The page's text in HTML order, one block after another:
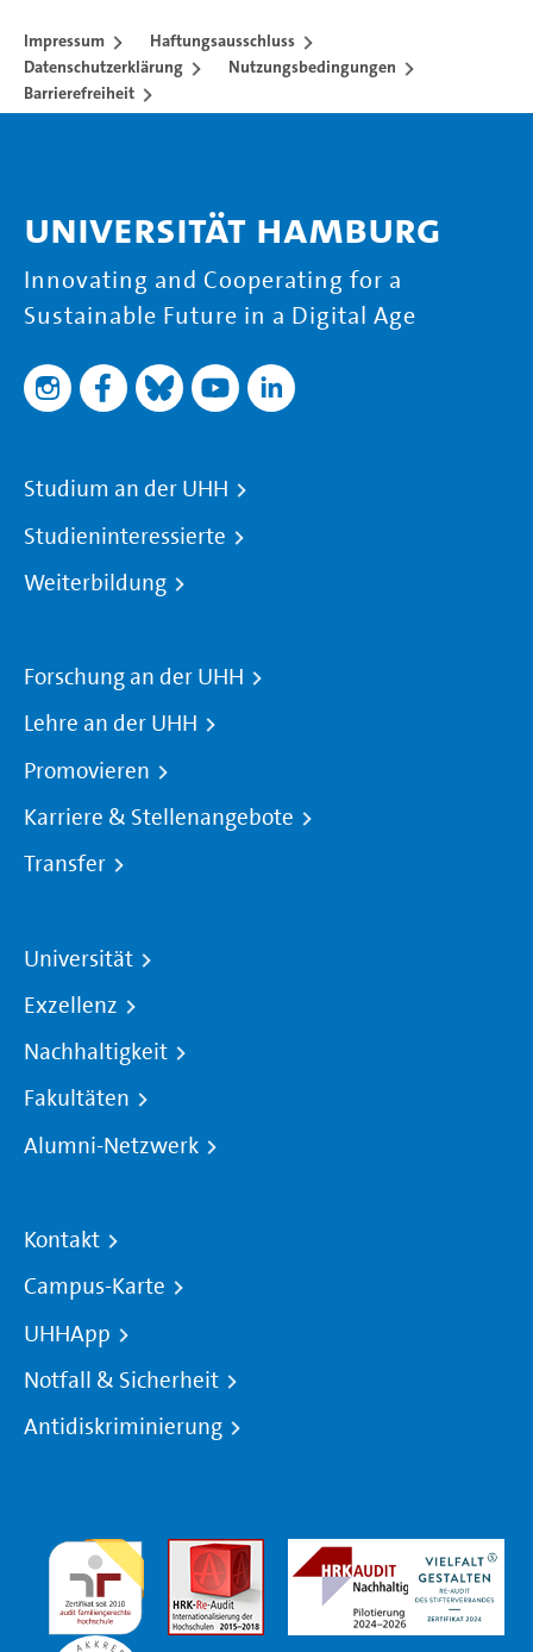
Impressum
Haftungsausschluss
Datenschutzerklärung
Nutzungsbedingungen
Barrierefreiheit
Universität Hamburg
Innovating and Cooperating for a
Sustainable Future in a Digital Age
Studium an der UHH
Studieninteressierte
Weiterbildung
Forschung an der UHH
Lehre an der UHH
Promovieren
Karriere & Stellenangebote
Transfer
Universität
Exzellenz
Nachhaltigkeit
Fakultäten
Alumni-Netzwerk
Kontakt
Campus-Karte
UHHApp
Notfall & Sicherheit
Antidiskriminierung